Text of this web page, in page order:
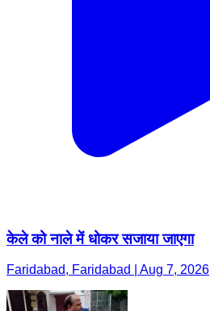
केले को नाले में धोकर सजाया जाएगा
Faridabad, Faridabad | Aug 7, 2026